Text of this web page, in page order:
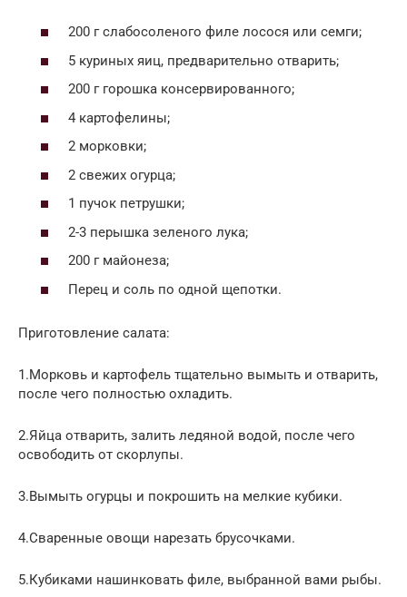
200 г слабосоленого филе лосося или семги;
5 куриных яиц, предварительно отварить;
200 г горошка консервированного;
4 картофелины;
2 морковки;
2 свежих огурца;
1 пучок петрушки;
2-3 перышка зеленого лука;
200 г майонеза;
Перец и соль по одной щепотки.
Приготовление салата:
1.Морковь и картофель тщательно вымыть и отварить,
после чего полностью охладить.
2.Яйца отварить, залить ледяной водой, после чего
освободить от скорлупы.
3.Вымыть огурцы и покрошить на мелкие кубики.
4.Сваренные овощи нарезать брусочками.
5.Кубиками нашинковать филе, выбранной вами рыбы.